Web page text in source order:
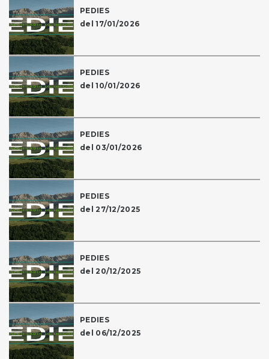
PEDIES
del 17/01/2026
PEDIES
del 10/01/2026
PEDIES
del 03/01/2026
PEDIES
del 27/12/2025
PEDIES
del 20/12/2025
PEDIES
del 06/12/2025